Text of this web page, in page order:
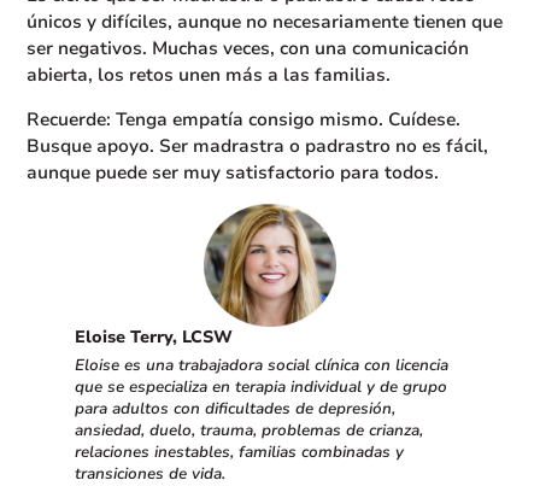
únicos y difíciles, aunque no necesariamente tienen que
ser negativos. Muchas veces, con una comunicación
abierta, los retos unen más a las familias.
Recuerde: Tenga empatía consigo mismo. Cuídese.
Busque apoyo. Ser madrastra o padrastro no es fácil,
aunque puede ser muy satisfactorio para todos.
Eloise Terry, LCSW
Eloise es una trabajadora social clínica con licencia
que se especializa en terapia individual y de grupo
para adultos con dificultades de depresión,
ansiedad, duelo, trauma, problemas de crianza,
relaciones inestables, familias combinadas y
transiciones de vida.